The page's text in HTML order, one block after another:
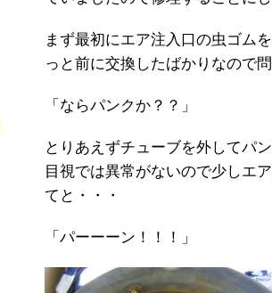
まず最初にエア注入口の虫ゴム
っと前に交換したばかりなので
「ならパンクか？？」
とりあえずチューブを外してパン
目視では異常がないので少しエ
てと・・・
「パーーーン！！！」